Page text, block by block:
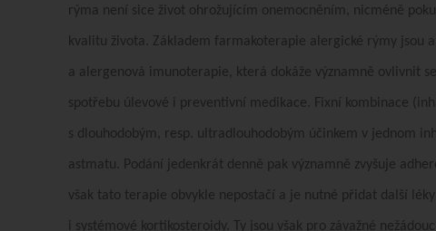
rýma není sice život ohrožujícím onemocněním, nicméně
kvalitu života. Základem farmakoterapie alergické rýmy jsou
a alergenová imunoterapie, která dokáže významně ovlivnit
spotřebu úlevové i preventivní medikace. Fixní kombinace
s dlouhodobým, resp. ultradlouhodobým účinkem v jednom
astmatu. Podání jedenkrát denně pak významně zvyšuje
však tato terapie obvykle nepostačí a je nutné přidat další
i systémové kortikosteroidy. Ty jsou však pro závažné